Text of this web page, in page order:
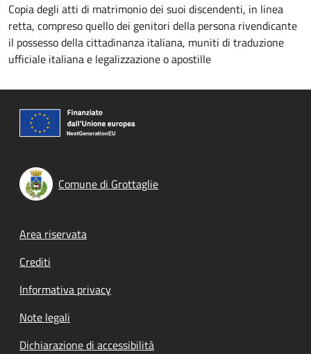
Copia degli atti di matrimonio dei suoi discendenti, in linea
retta, compreso quello dei genitori della persona rivendicante
il possesso della cittadinanza italiana, muniti di traduzione
ufficiale italiana e legalizzazione o apostille
Comune di Grottaglie
Footer menu
Area riservata
Crediti
Informativa privacy
Note legali
Dichiarazione di accessibilità